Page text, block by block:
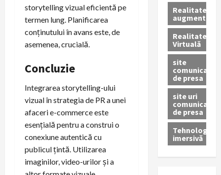
storytelling vizual eficientă pe
termen lung. Planificarea
conținutului în avans este, de
asemenea, crucială.
Concluzie
Integrarea storytelling-ului
vizual în strategia de PR a unei
afaceri e-commerce este
esențială pentru a construi o
conexiune autentică cu
publicul țintă. Utilizarea
imaginilor, video-urilor și a
Realitatea
augmentată
Realitatea
Virtuală
site
comunicate
de presa
site uri
comunicate
de presa
Tehnologie
imersivă